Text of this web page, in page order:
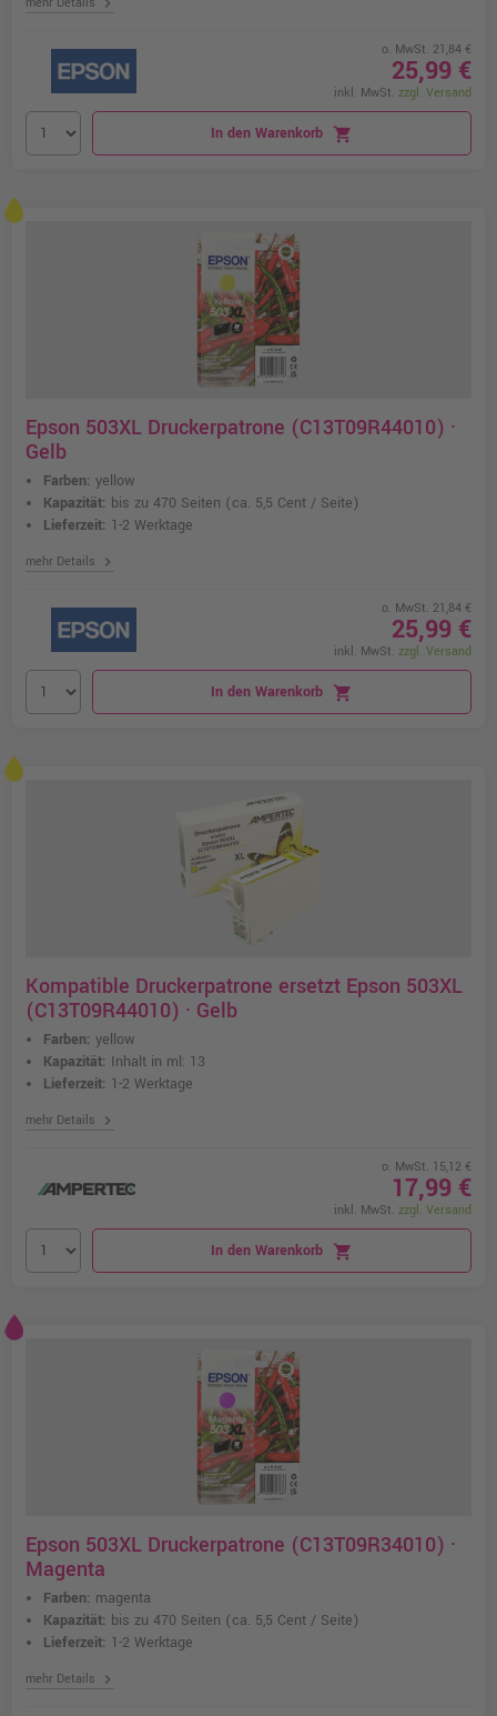
o. MwSt. 21,84 €
25,99 €
inkl. MwSt. zzgl. Versand
In den Warenkorb shopping_cart
Epson 503XL Druckerpatrone (C13T09R44010) ·
Gelb
Farben: yellow
Kapazität: bis zu 470 Seiten (ca. 5,5 Cent / Seite)
Lieferzeit: 1-2 Werktage
mehr Details chevron_right
o. MwSt. 21,84 €
25,99 €
inkl. MwSt. zzgl. Versand
In den Warenkorb shopping_cart
Kompatible Druckerpatrone ersetzt Epson 503XL
(C13T09R44010) · Gelb
Farben: yellow
Kapazität: Inhalt in ml: 13
Lieferzeit: 1-2 Werktage
mehr Details chevron_right
o. MwSt. 15,12 €
17,99 €
inkl. MwSt. zzgl. Versand
In den Warenkorb shopping_cart
Epson 503XL Druckerpatrone (C13T09R34010) ·
Magenta
Farben: magenta
Kapazität: bis zu 470 Seiten (ca. 5,5 Cent / Seite)
Lieferzeit: 1-2 Werktage
mehr Details chevron_right